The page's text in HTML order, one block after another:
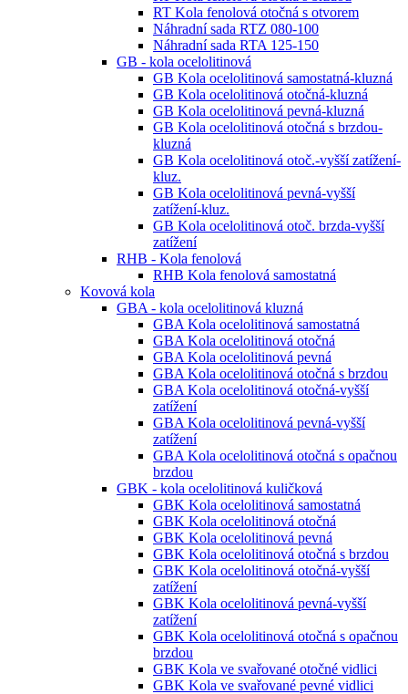
RT Kola fenolová otočná s otvorem
Náhradní sada RTZ 080-100
Náhradní sada RTA 125-150
GB - kola ocelolitinová
GB Kola ocelolitinová samostatná-kluzná
GB Kola ocelolitinová otočná-kluzná
GB Kola ocelolitinová pevná-kluzná
GB Kola ocelolitinová otočná s brzdou-
kluzná
GB Kola ocelolitinová otoč.-vyšší zatížení-
kluz.
GB Kola ocelolitinová pevná-vyšší
zatížení-kluz.
GB Kola ocelolitinová otoč. brzda-vyšší
zatížení
RHB - Kola fenolová
RHB Kola fenolová samostatná
Kovová kola
GBA - kola ocelolitinová kluzná
GBA Kola ocelolitinová samostatná
GBA Kola ocelolitinová otočná
GBA Kola ocelolitinová pevná
GBA Kola ocelolitinová otočná s brzdou
GBA Kola ocelolitinová otočná-vyšší
zatížení
GBA Kola ocelolitinová pevná-vyšší
zatížení
GBA Kola ocelolitinová otočná s opačnou
brzdou
GBK - kola ocelolitinová kuličková
GBK Kola ocelolitinová samostatná
GBK Kola ocelolitinová otočná
GBK Kola ocelolitinová pevná
GBK Kola ocelolitinová otočná s brzdou
GBK Kola ocelolitinová otočná-vyšší
zatížení
GBK Kola ocelolitinová pevná-vyšší
zatížení
GBK Kola ocelolitinová otočná s opačnou
brzdou
GBK Kola ve svařované otočné vidlici
GBK Kola ve svařované pevné vidlici